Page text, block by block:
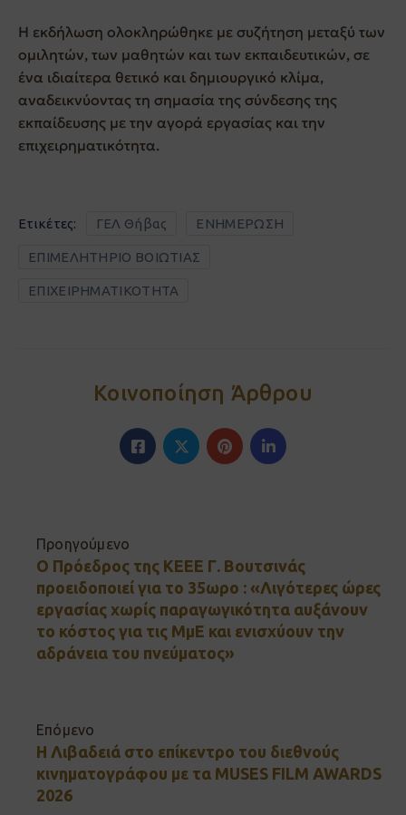
Η εκδήλωση ολοκληρώθηκε με συζήτηση μεταξύ των
ομιλητών, των μαθητών και των εκπαιδευτικών, σε
ένα ιδιαίτερα θετικό και δημιουργικό κλίμα,
αναδεικνύοντας τη σημασία της σύνδεσης της
εκπαίδευσης με την αγορά εργασίας και την
επιχειρηματικότητα.
Ετικέτες: ΓΕΛ Θήβας ΕΝΗΜΕΡΩΣΗ
ΕΠΙΜΕΛΗΤΗΡΙΟ ΒΟΙΩΤΙΑΣ
ΕΠΙΧΕΙΡΗΜΑΤΙΚΟΤΗΤΑ
Κοινοποίηση Άρθρου
Προηγούμενο
Ο Πρόεδρος της ΚΕΕΕ Γ. Βουτσινάς
προειδοποιεί για το 35ωρο : «Λιγότερες ώρες
εργασίας χωρίς παραγωγικότητα αυξάνουν
το κόστος για τις ΜμΕ και ενισχύουν την
αδράνεια του πνεύματος»
Επόμενο
Η Λιβαδειά στο επίκεντρο του διεθνούς
κινηματογράφου με τα MUSES FILM AWARDS
2026